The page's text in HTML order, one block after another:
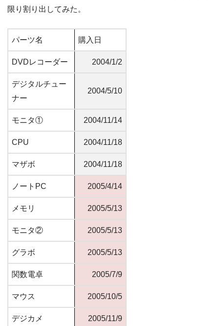
限り割り出してみた。
パーツ名 購入日
DVDレコーダー 2004/1/2
デジタルチュー
ナー
2004/5/10
モニタ① 2004/11/14
CPU 2004/11/18
マザボ 2004/11/18
ノートPC 2005/4/14
メモリ 2005/5/13
モニタ② 2005/5/13
グラボ 2005/5/13
関数電卓 2005/7/9
マウス 2005/10/5
デジカメ 2005/11/9